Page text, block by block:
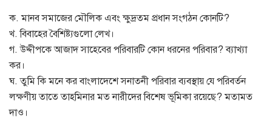
ক. মানব সমাজের মৌলিক এবং ক্ষুদ্রতম প্রধান সংগঠন কোনটি?
খ. বিবাহের বৈশিষ্ট্যগুলো লেখ।
গ. উদ্দীপকে আজাদ সাহেবের পরিবারটি কোন ধরনের পরিবার? ব্যাখ্যা
কর।
ঘ. তুমি কি মনে কর বাংলাদেশে সনাতনী পরিবার ব্যবস্থায় যে পরিবর্তন
লক্ষণীয় তাতে তাহমিনার মত নারীদের বিশেষ ভূমিকা রয়েছে? মতামত
দাও।